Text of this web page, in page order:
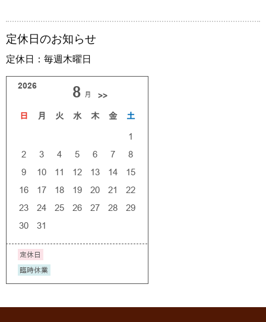
定休日のお知らせ
定休日：毎週木曜日